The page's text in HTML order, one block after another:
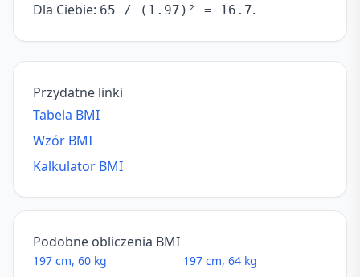
Dla Ciebie: 65 / (1.97)² = 16.7.
Przydatne linki
Tabela BMI
Wzór BMI
Kalkulator BMI
Podobne obliczenia BMI
197 cm, 60 kg
197 cm, 64 kg